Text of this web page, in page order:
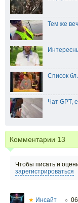
Тем же
Список бл...
Чат GPT,
Комментарии 13
Чтобы писать и
зарегистрироваться
★ Инсайт ○